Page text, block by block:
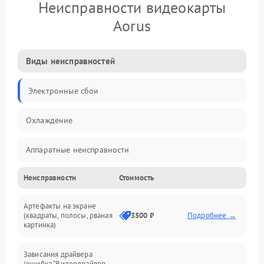
Неисправности видеокарты
Aorus
Виды неисправностей
Электронные сбои
Охлаждение
Аппаратные неисправности
Перегрев и термопроблемы
Видео
Неисправности Стоимость
Артефакты на экране
(квадраты, полосы, рваная
картинка)
3500 ₽ Подробнее →
Зависания драйвера